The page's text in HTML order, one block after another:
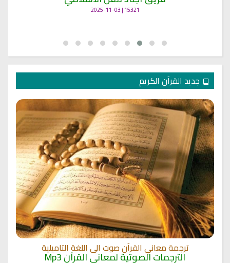
15321 | 2025-11-03
جديد القرآن الكريم
ترجمة معاني القرآن صوت الى اللغة التاميلية
الترجمات الصوتية لمعاني القرآن Mp3